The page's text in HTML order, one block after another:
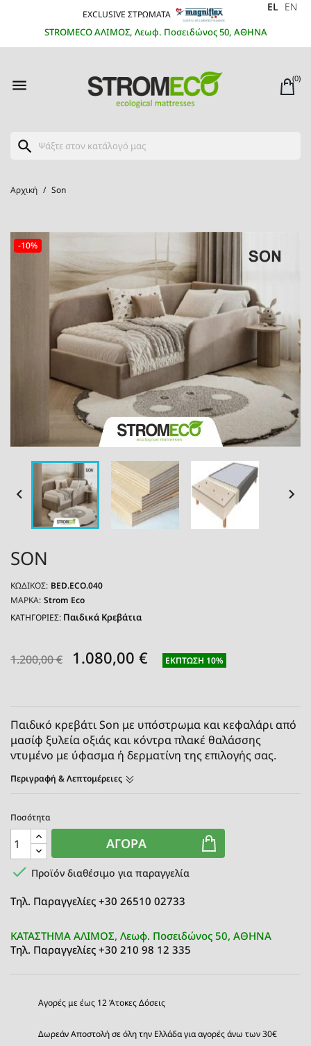
EXCLUSIVE ΣΤΡΩΜΑΤΑ
STROMECO ΑΛΙΜΟΣ, Λεωφ. Ποσειδώνος 50, ΑΘΗΝΑ
EL EN
 (0)
search
Αρχική Son
-10%
 
SON
ΚΩΔΙΚΌΣ: BED.ECO.040
ΜΆΡΚΑ: Strom Eco
ΚΑΤΗΓΟΡΙΕΣ: Παιδικά Κρεβάτια
1.200,00 € 1.080,00 € ΈΚΠΤΩΣΗ 10%
Παιδικό κρεβάτι Son με υπόστρωμα και κεφαλάρι από
μασίφ ξυλεία οξιάς και κόντρα πλακέ θαλάσσης
ντυμένο με ύφασμα ή δερματίνη της επιλογής σας.
Περιγραφή & Λεπτομέρειες
Ποσότητα
ΑΓΟΡΆ
 Προϊόν διαθέσιμο για παραγγελία
Τηλ. Παραγγελίες +30 26510 02733
ΚΑΤΑΣΤΗΜΑ ΑΛΙΜΟΣ, Λεωφ. Ποσειδώνος 50, ΑΘΗΝΑ
Τηλ. Παραγγελίες +30 210 98 12 335
Αγορές με έως 12 Άτοκες Δόσεις
Δωρεάν Αποστολή σε όλη την Ελλάδα για αγορές άνω των 30€